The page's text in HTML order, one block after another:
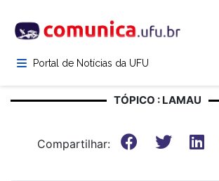
para
conteúdoPortal de Notícias da UFU
TÓPICO : LAMAU
Compartilhar: